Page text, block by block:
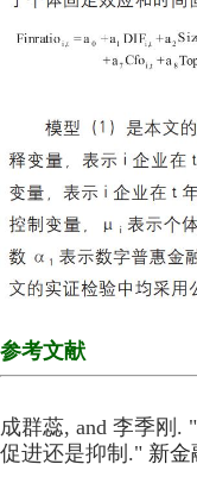
参考文献
成群蕊, and 李季刚.
促进还是抑制." 新金